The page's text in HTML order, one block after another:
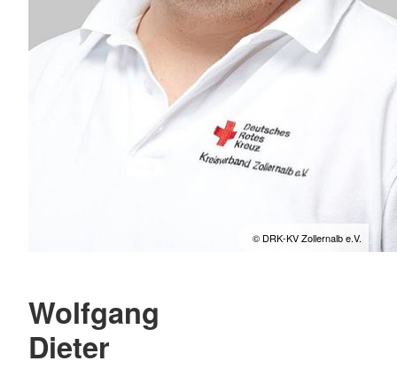
© DRK-KV Zollernalb e.V.
Wolfgang
Dieter